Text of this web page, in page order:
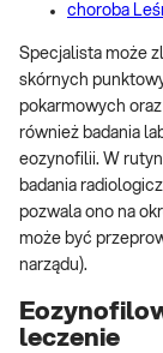
choroba
Specjalista może
skórnych
pokarmowych
również badania
eozynofilii. W
badania
pozwala ono na
może być
narządu).
leczenie